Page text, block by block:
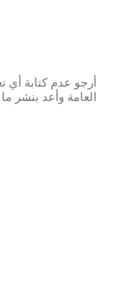
إ
أرجو عدم كتابة أي
العامة وأعد بنشر